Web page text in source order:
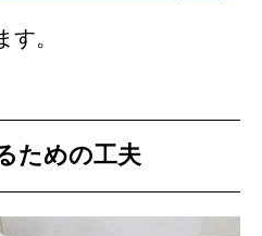
す。
ための工夫